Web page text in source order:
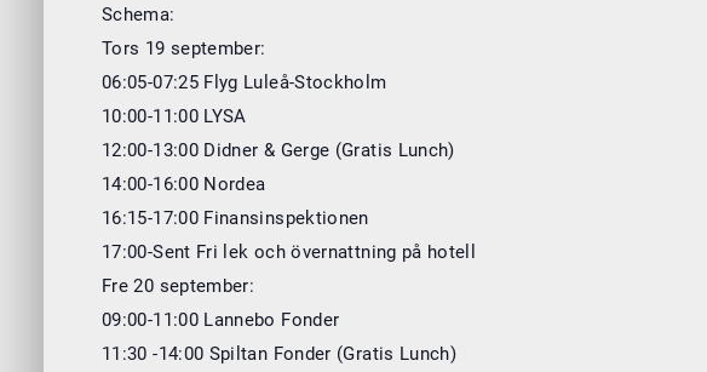
Schema:
Tors 19 september:
06:05-07:25 Flyg Luleå-Stockholm
10:00-11:00 LYSA
12:00-13:00 Didner & Gerge (Gratis Lunch)
14:00-16:00 Nordea
16:15-17:00 Finansinspektionen
17:00-Sent Fri lek och övernattning på hotell
Fre 20 september:
09:00-11:00 Lannebo Fonder
11:30 -14:00 Spiltan Fonder (Gratis Lunch)